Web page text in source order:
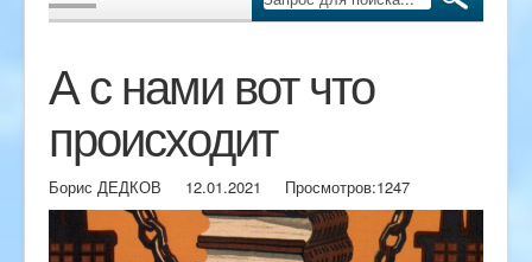
А с нами вот что
происходит
Борис ДЕДКОВ 12.01.2021 Просмотров:1247